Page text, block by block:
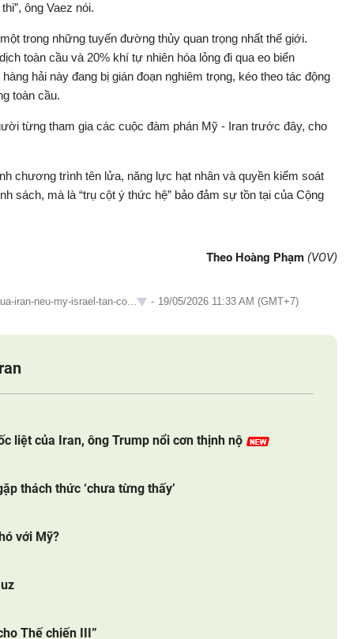
ông Vaez nói.
trong những tuyến đường thủy quan trọng nhất thế giới.
toàn cầu và 20% khí tự nhiên hóa lỏng đi qua eo biển
hải này đang bị gián đoạn nghiêm trọng, kéo theo tác động
toàn cầu.
từng tham gia các cuộc đàm phán Mỹ - Iran trước đây, cho
chương trình tên lửa, năng lực hạt nhân và quyền kiểm soát
sách, mà là “trụ cột ý thức hệ” bảo đảm sự tồn tại của Cộng
Theo Hoàng Phạm (VOV)
iran-neu-my-israel-tan-co... - 19/05/2026 11:33 AM (GMT+7)
liệt của Iran, ông Trump nổi cơn thịnh nộ
thách thức ‘chưa từng thấy’
với Mỹ?
Thế chiến III”